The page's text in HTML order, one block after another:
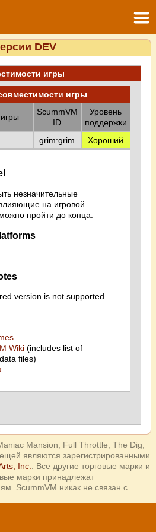
DEV
игры
игры
ScummVM
ID
Уровень
поддержки
grim:grim Хороший
незначительные
на игровой
пройти до конца.
version is not supported
Wiki(includes list of
files)
Mansion, Full Throttle, The Dig,
являются зарегистрированными
Inc.
. Все другие торговые марки и
марки принадлежат
ScummVM никак не связан с